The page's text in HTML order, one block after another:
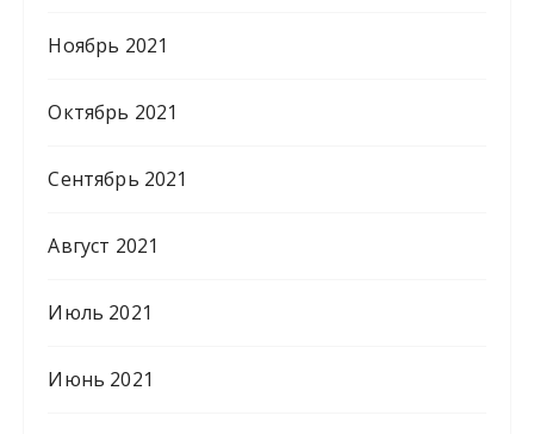
Ноябрь 2021
Октябрь 2021
Сентябрь 2021
Август 2021
Июль 2021
Июнь 2021